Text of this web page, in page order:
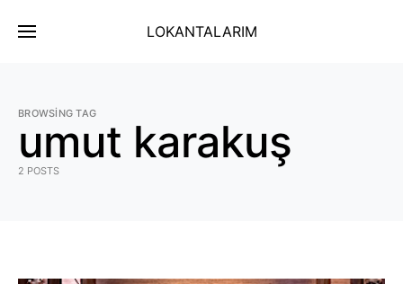
LOKANTALARIM
BROWSING TAG
umut karakuş
2 POSTS